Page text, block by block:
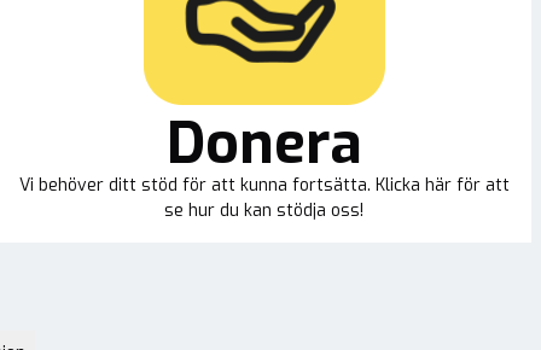
Donera
Vi behöver ditt stöd för att kunna fortsätta. Klicka här för att
se hur du kan stödja oss!